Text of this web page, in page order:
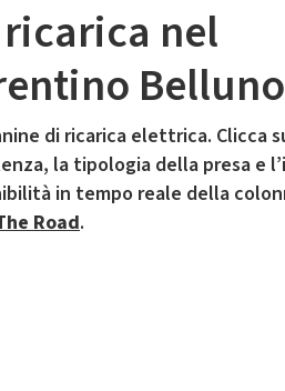
nel
Belluno
di ricarica elettrica. Clicca
la tipologia della presa e
in tempo reale della
Road.